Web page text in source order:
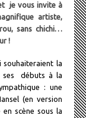
je vous invite à
artiste,
sans chichi…
!
souhaiteraient la
ses débuts à la
: une
(en version
scène sous la